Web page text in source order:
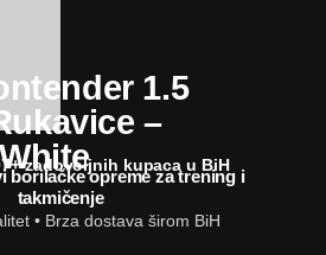
1.5
–
zadovoljnih kupaca u BiH
borilačke opreme za trening i
takmičenje
• Brza dostava širom BiH